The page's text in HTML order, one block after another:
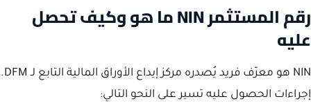
رقم المستثمر NIN ما هو وكيف تحصل
عليه
NIN هو معرّف فريد يُصدره مركز إيداع الأوراق المالية التابع لـ DFM.
إجراءات الحصول عليه تسير على النحو التالي: